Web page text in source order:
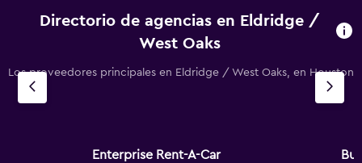
Directorio de agencias en Eldridge /
West Oaks
Los proveedores principales en Eldridge / West Oaks, en Houston
Enterprise Rent-A-Car